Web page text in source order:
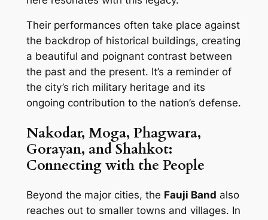
Their performances often take place against
the backdrop of historical buildings, creating
a beautiful and poignant contrast between
the past and the present. It’s a reminder of
the city’s rich military heritage and its
ongoing contribution to the nation’s defense.
Nakodar, Moga, Phagwara,
Gorayan, and Shahkot:
Connecting with the People
Beyond the major cities, the Fauji Band also
reaches out to smaller towns and villages. In